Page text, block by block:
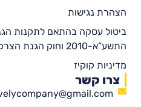
הצהרת נגישות
ביטול עסקה בהתאם לתקנות
התשע”א-2010 וחוק הגנת הצרכן, התשמ”א-1981″
מדיניות קוקיז
צרו קשר